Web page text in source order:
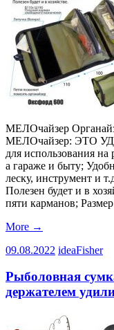
МЕЛОчайзер
МЕЛОчайзер: ЭТО
для использования
а гараже и быту;
леску, инструмент и
Полезен будет и в
пяти карманов;
More →
09.08.2022 ideaFisher
Рыболовная
держателем